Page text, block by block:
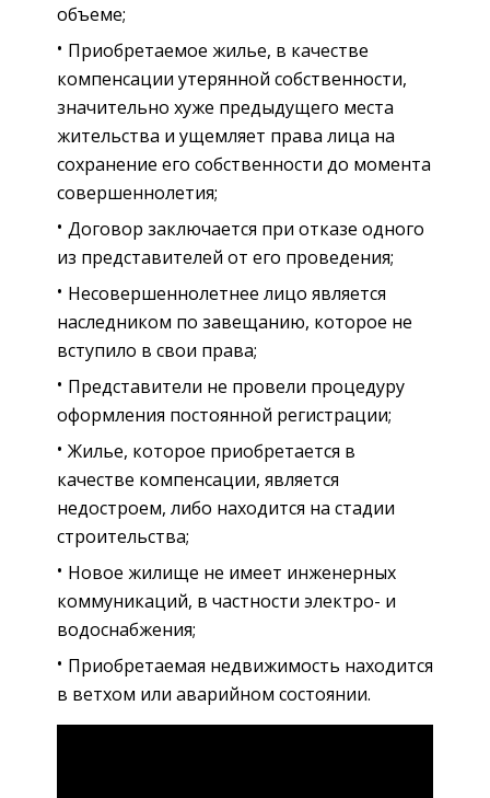
объеме;
Приобретаемое жилье, в качестве
компенсации утерянной собственности,
значительно хуже предыдущего места
жительства и ущемляет права лица на
сохранение его собственности до момента
совершеннолетия;
Договор заключается при отказе одного
из представителей от его проведения;
Несовершеннолетнее лицо является
наследником по завещанию, которое не
вступило в свои права;
Представители не провели процедуру
оформления постоянной регистрации;
Жилье, которое приобретается в
качестве компенсации, является
недостроем, либо находится на стадии
строительства;
Новое жилище не имеет инженерных
коммуникаций, в частности электро- и
водоснабжения;
Приобретаемая недвижимость находится
в ветхом или аварийном состоянии.